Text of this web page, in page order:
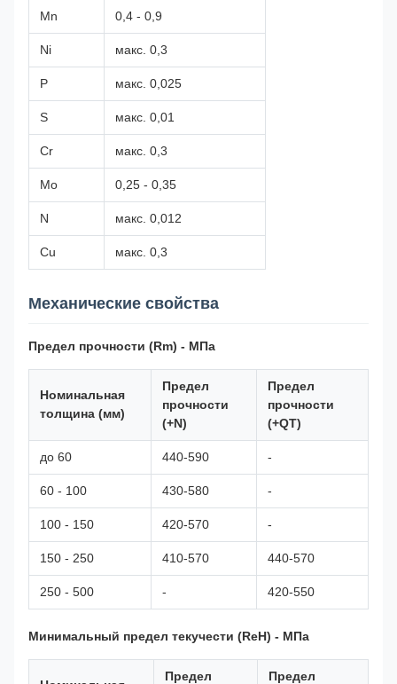
Mn 0,4 - 0,9
Ni макс. 0,3
P макс. 0,025
S макс. 0,01
Cr макс. 0,3
Mo 0,25 - 0,35
N макс. 0,012
Cu макс. 0,3
Механические свойства
Предел прочности (Rm) - МПа
Номинальная
толщина (мм)
Предел
прочности
(+N)
Предел
прочности
(+QT)
до 60 440-590 -
60 - 100 430-580 -
100 - 150 420-570 -
150 - 250 410-570 440-570
250 - 500 - 420-550
Минимальный предел текучести (ReH) - МПа
Предел Предел